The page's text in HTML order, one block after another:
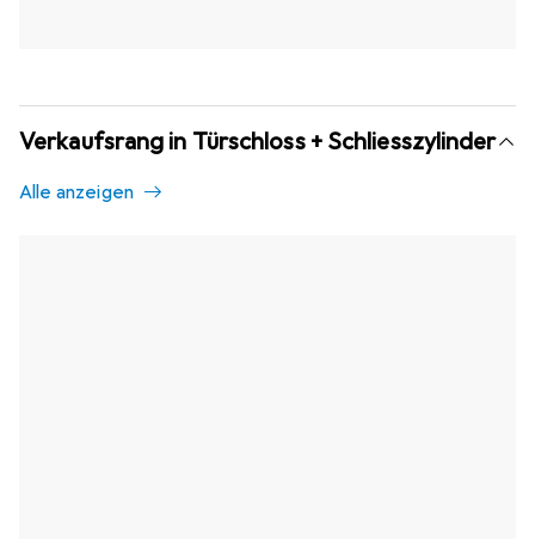
Verkaufsrang in Türschloss + Schliesszylinder
Alle anzeigen